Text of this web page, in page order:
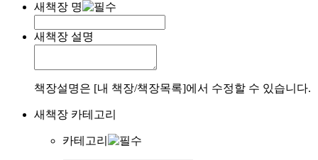
새책장 명
새책장 설명
책장설명은 [내 책장/책장목록]에서 수정할 수 있습니다.
새책장 카테고리
카테고리